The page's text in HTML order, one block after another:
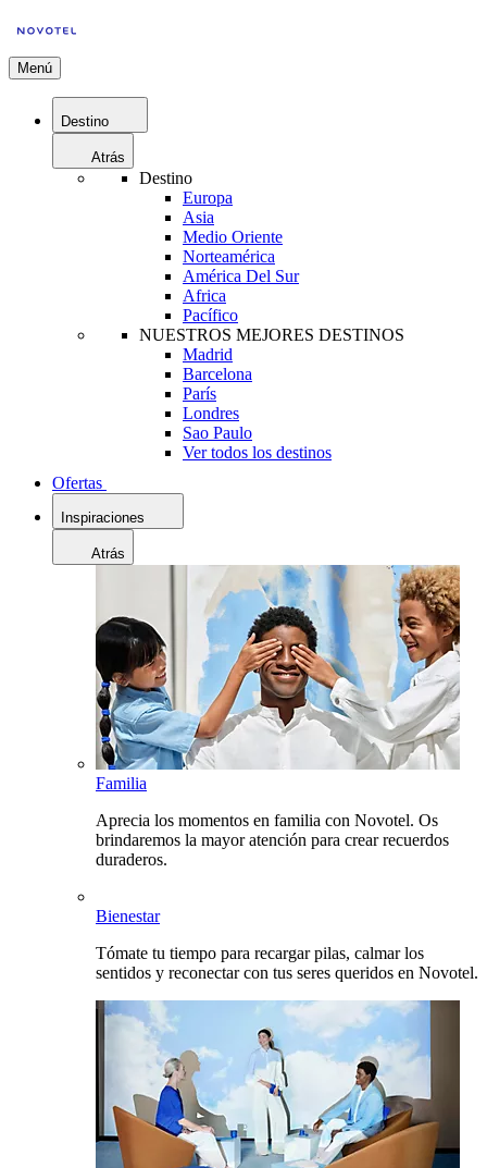
Menú
Destino
Atrás
Destino
Europa
Asia
Medio Oriente
Norteamérica
América Del Sur
Africa
Pacífico
NUESTROS MEJORES DESTINOS
Madrid
Barcelona
París
Londres
Sao Paulo
Ver todos los destinos
Ofertas
Inspiraciones
Atrás
Familia
Aprecia los momentos en familia con Novotel. Os
brindaremos la mayor atención para crear recuerdos
duraderos.
Bienestar
Tómate tu tiempo para recargar pilas, calmar los
sentidos y reconectar con tus seres queridos en Novotel.